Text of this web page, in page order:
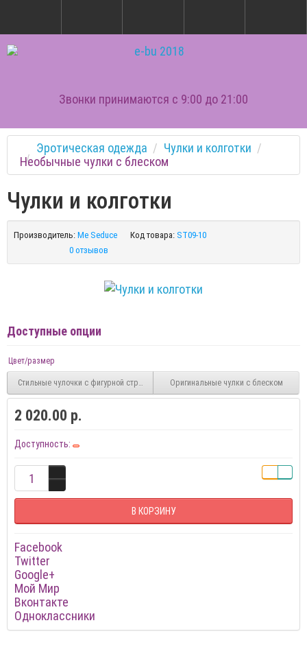
Звонки принимаются с 9:00 до 21:00
Эротическая одежда
Чулки и колготки
Необычные чулки с блеском
Чулки и колготки
Производитель: Me Seduce Код товара: ST09-10
0 отзывов
Доступные опции
Цвет/размер
Стильные чулочки с фигурной стрелкой сзадиОригинальные чулки с блеском
2 020.00 р.
Доступность:
В КОРЗИНУ
Facebook
Twitter
Google+
Мой Мир
Вконтакте
Одноклассники